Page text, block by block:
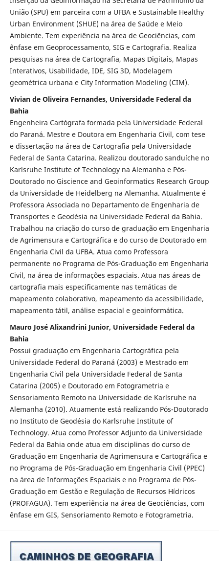
União (SPU) em parceira com a UFBA e Sustainable Healthy
Urban Environment (SHUE) na área de Saúde e Meio
Ambiente. Tem experiência na área de Geociências, com
ênfase em Geoprocessamento, SIG e Cartografia. Realiza
pesquisas na área de Cartografia, Mapas Digitais, Mapas
Interativos, Usabilidade, IDE, SIG 3D, Modelagem
geométrica urbana e City Information Modeling (CIM).
Vivian de Oliveira Fernandes, Universidade Federal da
Bahia
Engenheira Cartógrafa formada pela Universidade Federal
do Paraná. Mestre e Doutora em Engenharia Civil, com tese
e dissertação na área de Cartografia pela Universidade
Federal de Santa Catarina. Realizou doutorado sanduíche no
Karlsruhe Institute of Technology na Alemanha e Pós-
Doutorado no Giscience and Geoinformatics Research Group
da Universidade de Heidelberg na Alemanha. Atualmente é
Professora Associada no Departamento de Engenharia de
Transportes e Geodésia na Universidade Federal da Bahia.
Trabalhou na criação do curso de graduação em Engenharia
de Agrimensura e Cartográfica e do curso de Doutorado em
Engenharia Civil da UFBA. Atua como Professora
permanente no Programa de Pós-Graduação em Engenharia
Civil, na área de informações espaciais. Atua nas áreas de
cartografia mais especificamente nas temáticas de
mapeamento colaborativo, mapeamento da acessibilidade,
mapeamento tátil, análise espacial e geoinformática.
Mauro José Alixandrini Junior, Universidade Federal da
Bahia
Possui graduação em Engenharia Cartográfica pela
Universidade Federal do Paraná (2003) e Mestrado em
Engenharia Civil pela Universidade Federal de Santa
Catarina (2005) e Doutorado em Fotogrametria e
Sensoriamento Remoto na Universidade de Karlsruhe na
Alemanha (2010). Atuamente está realizando Pós-Doutorado
no Instituto de Geodésia do Karlsruhe Institute of
Technology. Atua como Professor Adjunto da Universidade
Federal da Bahia onde atua em disciplinas do curso de
Graduação em Engenharia de Agrimensura e Cartográfica e
no Programa de Pós-Graduação em Engenharia Civil (PPEC)
na área de Informações Espaciais e no Programa de Pós-
Graduação em Gestão e Regulação de Recursos Hídricos
(PROFAGUA). Tem experiência na área de Geociências, com
ênfase em GIS, Sensoriamento Remoto e Fotogrametria.